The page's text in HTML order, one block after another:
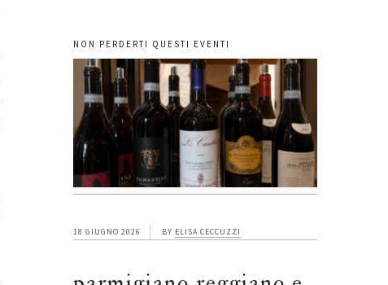
NON PERDERTI QUESTI EVENTI
18 GIUGNO 2026 BY ELISA CECCUZZI